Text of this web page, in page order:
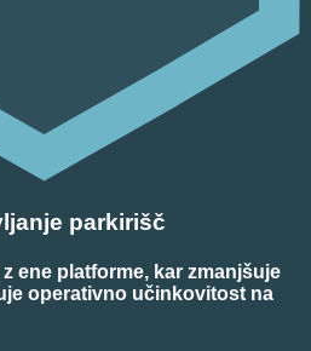
parkirišč
ene platforme, kar zmanjšuje
operativno učinkovitost na